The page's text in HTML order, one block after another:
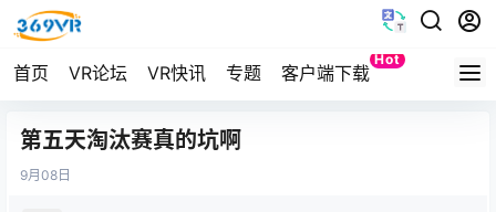
首页 VR论坛 VR快讯 专题 客户端下载
Hot
Quest
第五天淘汰赛真的坑啊
9月 08日